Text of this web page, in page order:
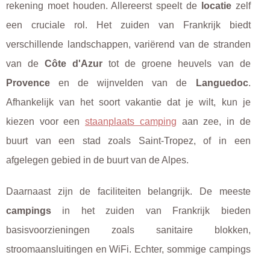
rekening moet houden. Allereerst speelt de
locatiezelf
een cruciale rol. Het zuiden van Frankrijk biedt
verschillende landschappen, variërend van de stranden
van deCôte d'Azur tot de groene heuvels van de
Provence en de wijnvelden van de Languedoc.
Afhankelijk van het soort vakantie dat je wilt, kun je
kiezen voor eenstaanplaats camping aan zee, in de
buurt van een stad zoals Saint-Tropez, of in een
afgelegen gebied in de buurt van de Alpes.
Daarnaast zijn de faciliteiten belangrijk. De meeste
campings in het zuiden van Frankrijk bieden
basisvoorzieningen zoals sanitaire blokken,
stroomaansluitingen en WiFi. Echter, sommige campings